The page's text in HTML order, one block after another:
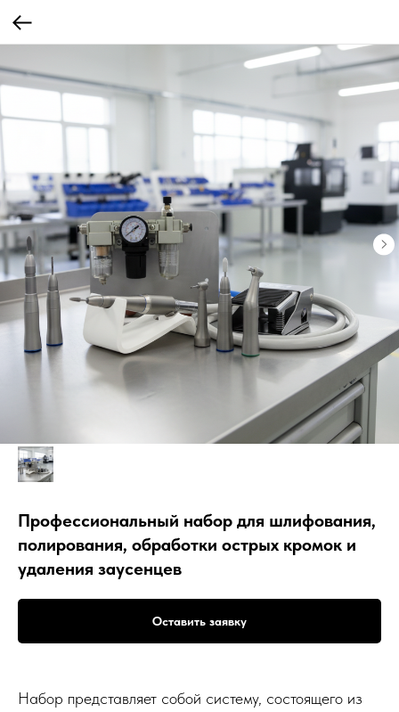
Профессиональный набор для шлифования,
полирования, обработки острых кромок и
удаления заусенцев
Оставить заявку
Набор представляет собой систему, состоящего из